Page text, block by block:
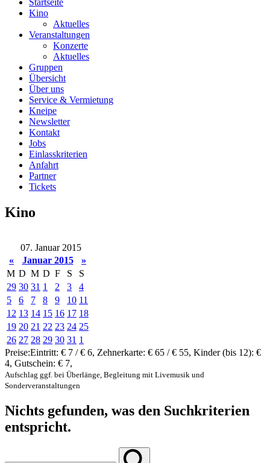
Startseite
Kino
Aktuelles
Veranstaltungen
Konzerte
Aktuelles
Gruppen
Übersicht
Über uns
Service & Vermietung
Kneipe
Newsletter
Kontakt
Jobs
Einlasskriterien
Anfahrt
Partner
Tickets
Kino
07. Januar 2015
«
Januar 2015
»
M D M D F S
S
29 30 31 1 2 3
4
5
6 7 8 9 10 11
12 13 14 15 16 17 18
19 20 21 22 23 24 25
26 27 28 29 30 31 1
Preise:Eintritt: € 7 / € 6, Zehnerkarte: € 65 / € 55, Kinder (bis 12): €
4, Gutschein: € 7,
Aufschlag ggf. bei Überlänge, Begleitung mit Livemusik und
Sonderveranstaltungen
Nichts gefunden, was den Suchkriterien
entspricht.